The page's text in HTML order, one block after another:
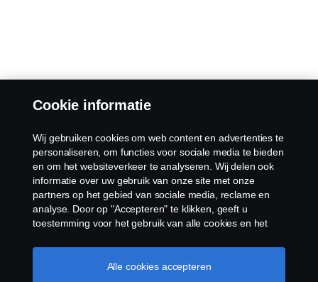
Cookie informatie
Wij gebruiken cookies om web content en advertenties te
personaliseren, om functies voor sociale media te bieden
en om het websiteverkeer te analyseren. Wij delen ook
informatie over uw gebruik van onze site met onze
partners op het gebied van sociale media, reclame en
analyse. Door op "Accepteren" te klikken, geeft u
toestemming voor het gebruik van alle cookies en het
door op "Cookie Instellingen" te klikken en de
categorieën te selecteren die u wilt accepteren. Voor een
Alle cookies accepteren